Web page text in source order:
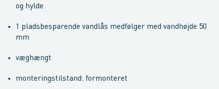
og hylde
1 pladsbesparende vandlås medfølger med vandhøjde 50
mm
væghængt
monteringstilstand: formonteret